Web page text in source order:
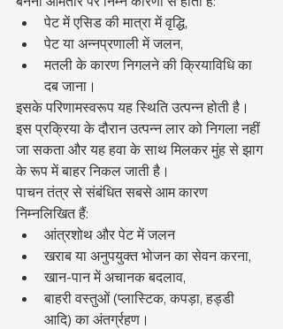
पेट में एसिड की मात्रा में वृद्धि,
पेट या अन्नप्रणाली में जलन,
मतली के कारण निगलने की क्रियाविधि का
दब जाना।
इसके परिणामस्वरूप यह स्थिति उत्पन्न होती है।
इस प्रक्रिया के दौरान उत्पन्न लार को निगला नहीं
जा सकता और यह हवा के साथ मिलकर मुंह से झाग
के रूप में बाहर निकल जाती है।
पाचन तंत्र से संबंधित सबसे आम कारण
निम्नलिखित हैं:
आंत्रशोथ और पेट में जलन
खराब या अनुपयुक्त भोजन का सेवन करना,
खान-पान में अचानक बदलाव,
बाहरी वस्तुओं (प्लास्टिक, कपड़ा, हड्डी
आदि) का अंतर्ग्रहण।